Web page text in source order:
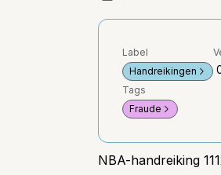
Label
Handreikingen
Tags
Fraude
NBA-handreiking